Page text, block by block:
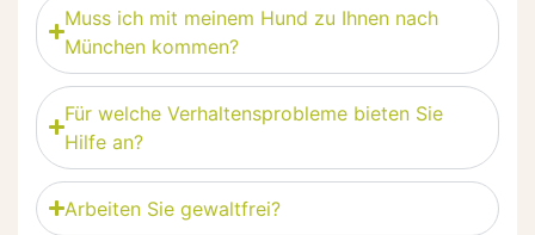
Muss ich mit meinem Hund zu Ihnen nach
München kommen?
Für welche Verhaltensprobleme bieten Sie
Hilfe an?
Arbeiten Sie gewaltfrei?